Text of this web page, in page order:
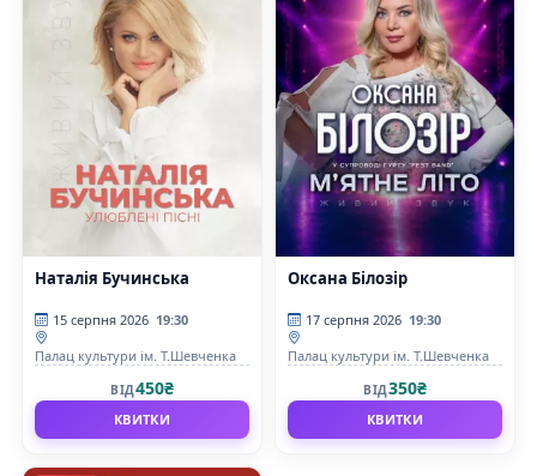
Наталія Бучинська
15 серпня 2026 19:30
Палац культури ім. Т.Шевченка
ВІД450₴
КВИТКИ
Оксана Білозір
17 серпня 2026 19:30
Палац культури ім. Т.Шевченка
ВІД350₴
КВИТКИ